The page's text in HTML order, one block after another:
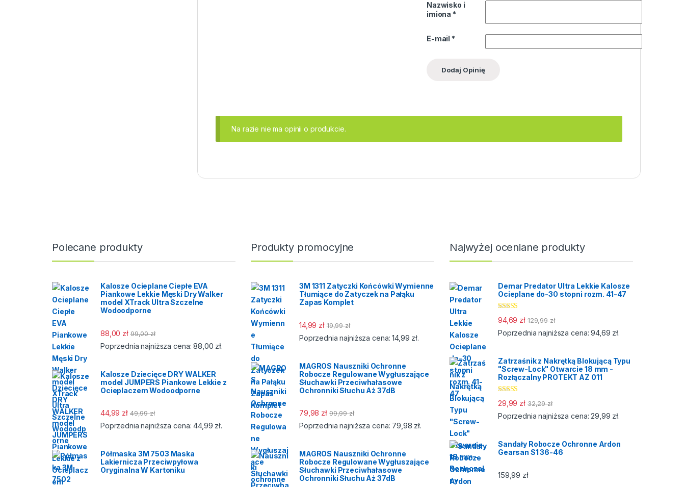
Nazwisko i
imiona *
E-mail *
Na razie nie ma opinii o produkcie.
Polecane produkty
Kalosze Ocieplane Ciepłe EVA
Piankowe Lekkie Męski Dry Walker
model XTrack Ultra Szczelne
Wodoodporne
88,00 zł 99,00zł
Poprzednia najniższa cena:88,00 zł.
Kalosze Dziecięce DRY WALKER
model JUMPERS Piankowe Lekkie z
Ocieplaczem Wodoodporne
44,99 zł 49,99zł
Poprzednia najniższa cena:44,99 zł.
Półmaska 3M 7503 Maska
Lakiernicza Przeciwpyłowa
Oryginalna W Kartoniku
Produkty promocyjne
3M 1311 Zatyczki Końcówki Wymienne
Tłumiące do Zatyczek na Pałąku
Zapas Komplet
14,99 zł 19,99zł
Poprzednia najniższa cena:14,99 zł.
MAGROS Nauszniki Ochronne
Robocze Regulowane Wygłuszające
Słuchawki Przeciwhałasowe
Ochronniki Słuchu Aż 37dB
79,98 zł 99,99zł
Poprzednia najniższa cena: 79,98 zł.
MAGROS Nauszniki Ochronne
Robocze Regulowane Wygłuszające
Słuchawki Przeciwhałasowe
Ochronniki Słuchu Aż 37dB
Najwyżej oceniane produkty
Demar Predator Ultra Lekkie Kalosze
Ocieplane do-30 stopni rozm. 41-47
Oceniono
5.00na 5
94,69 zł 129,99zł
Poprzednia najniższa cena:94,69 zł.
Zatrzaśnik z Nakrętką Blokującą Typu
"Screw-Lock" Otwarcie 18 mm -
Rozłączalny PROTEKT AZ 011
Oceniono
5.00na 5
29,99 zł 32,29zł
Poprzednia najniższa cena:29,99 zł.
Sandały Robocze Ochronne Ardon
Gearsan S1 36-46
159,99 zł